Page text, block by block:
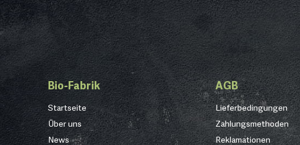
Bio-Fabrik
Startseite
Über uns
News
AGB
Lieferbedingungen
Zahlungsmethoden
Reklamationen